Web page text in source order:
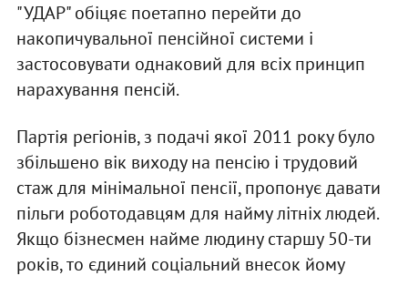
"УДАР" обіцяє поетапно перейти до
накопичувальної пенсійної системи і
застосовувати однаковий для всіх принцип
нарахування пенсій.
Партія регіонів, з подачі якої 2011 року було
збільшено вік виходу на пенсію і трудовий
стаж для мінімальної пенсії, пропонує давати
пільги роботодавцям для найму літніх людей.
Якщо бізнесмен найме людину старшу 50-ти
років, то єдиний соціальний внесок йому